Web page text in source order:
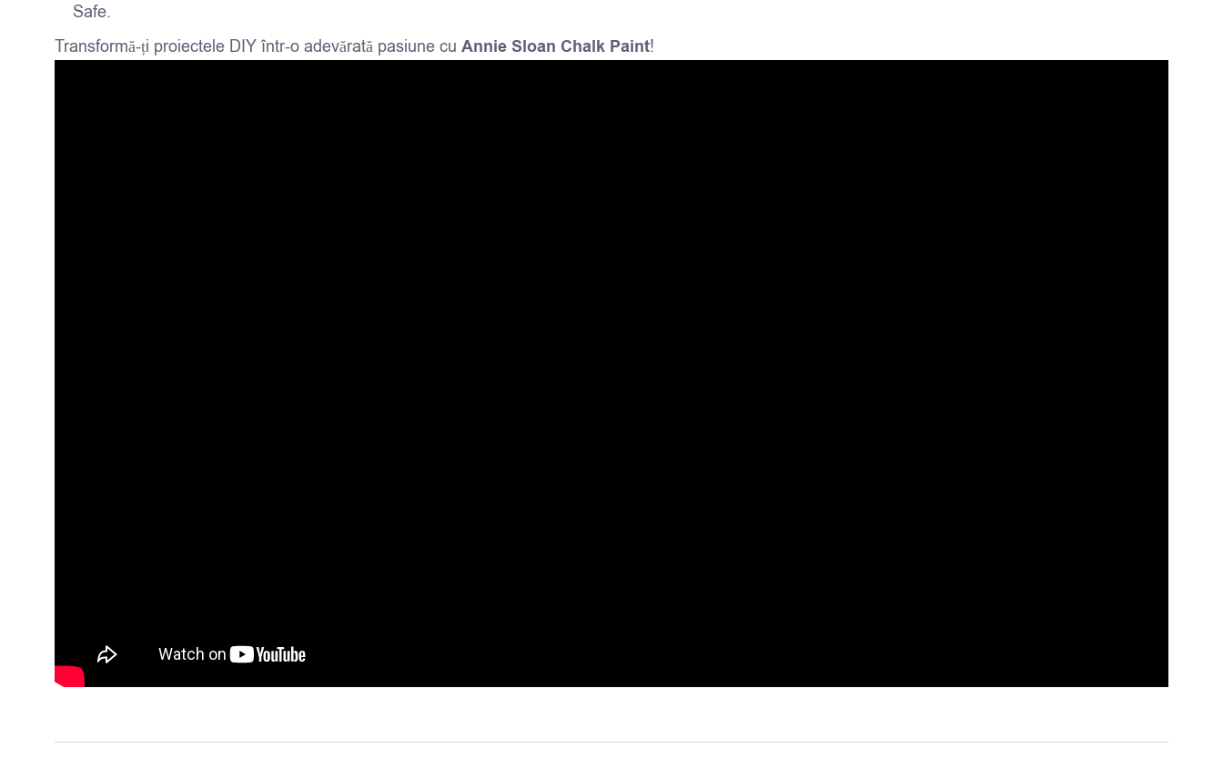
Safe.
Transformă-ți proiectele DIY într-o adevărată pasiune cu Annie Sloan Chalk Paint!